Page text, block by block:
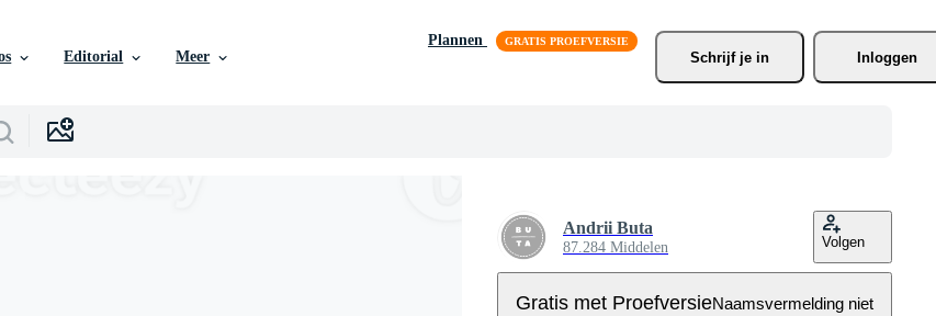
Editorial Meer
Plannen
Schrijf je in Inloggen
Andrii Buta
87.284 Middelen Volgen
Gratis met ProefversieNaamsvermelding niet